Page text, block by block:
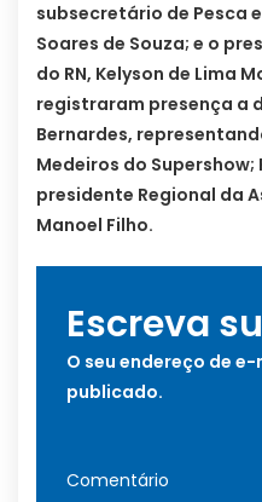
subsecretário de Pesca
Soares de Souza; e o
do RN, Kelyson de Lima
registraram presença a
Bernardes,
Medeiros do
presidente Regional da
Manoel Filho.
Escreva
O seu endereço de
publicado.
Comentário